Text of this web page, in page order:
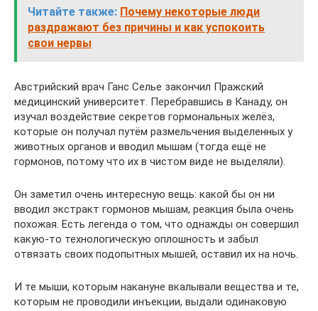
Читайте также: Почему некоторые люди
раздражают без причины и как успокоить
свои нервы
Австрийский врач Ганс Селье закончил Пражский
медицинский университет. Перебравшись в Канаду, он
изучал воздействие секретов гормональных желёз,
которые он получал путём размельчения выделенных у
животных органов и вводил мышам (тогда ещё не
гормонов, потому что их в чистом виде не выделяли).
Он заметил очень интересную вещь: какой бы он ни
вводил экстракт гормонов мышам, реакция была очень
похожая. Есть легенда о том, что однажды он совершил
какую-то технологическую оплошность и забыл
отвязать своих подопытных мышей, оставил их на ночь.
И те мыши, которым накануне вкалывали вещества и те,
которым не проводили инъекции, выдали одинаковую